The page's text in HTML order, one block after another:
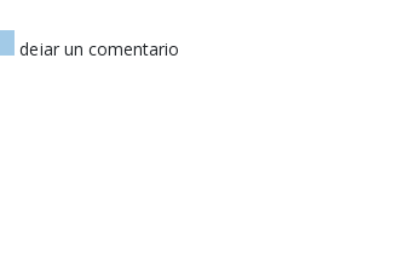
dejar un comentario